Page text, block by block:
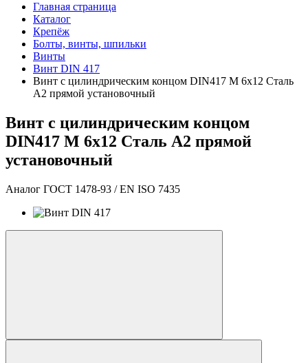
Главная страница
Каталог
Крепёж
Болты, винты, шпильки
Винты
Винт DIN 417
Винт с цилиндрическим концом DIN417 М 6х12 Сталь
A2 прямой установочный
Винт с цилиндрическим концом
DIN417 М 6х12 Сталь A2 прямой
установочный
Аналог ГОСТ 1478-93 / EN ISO 7435